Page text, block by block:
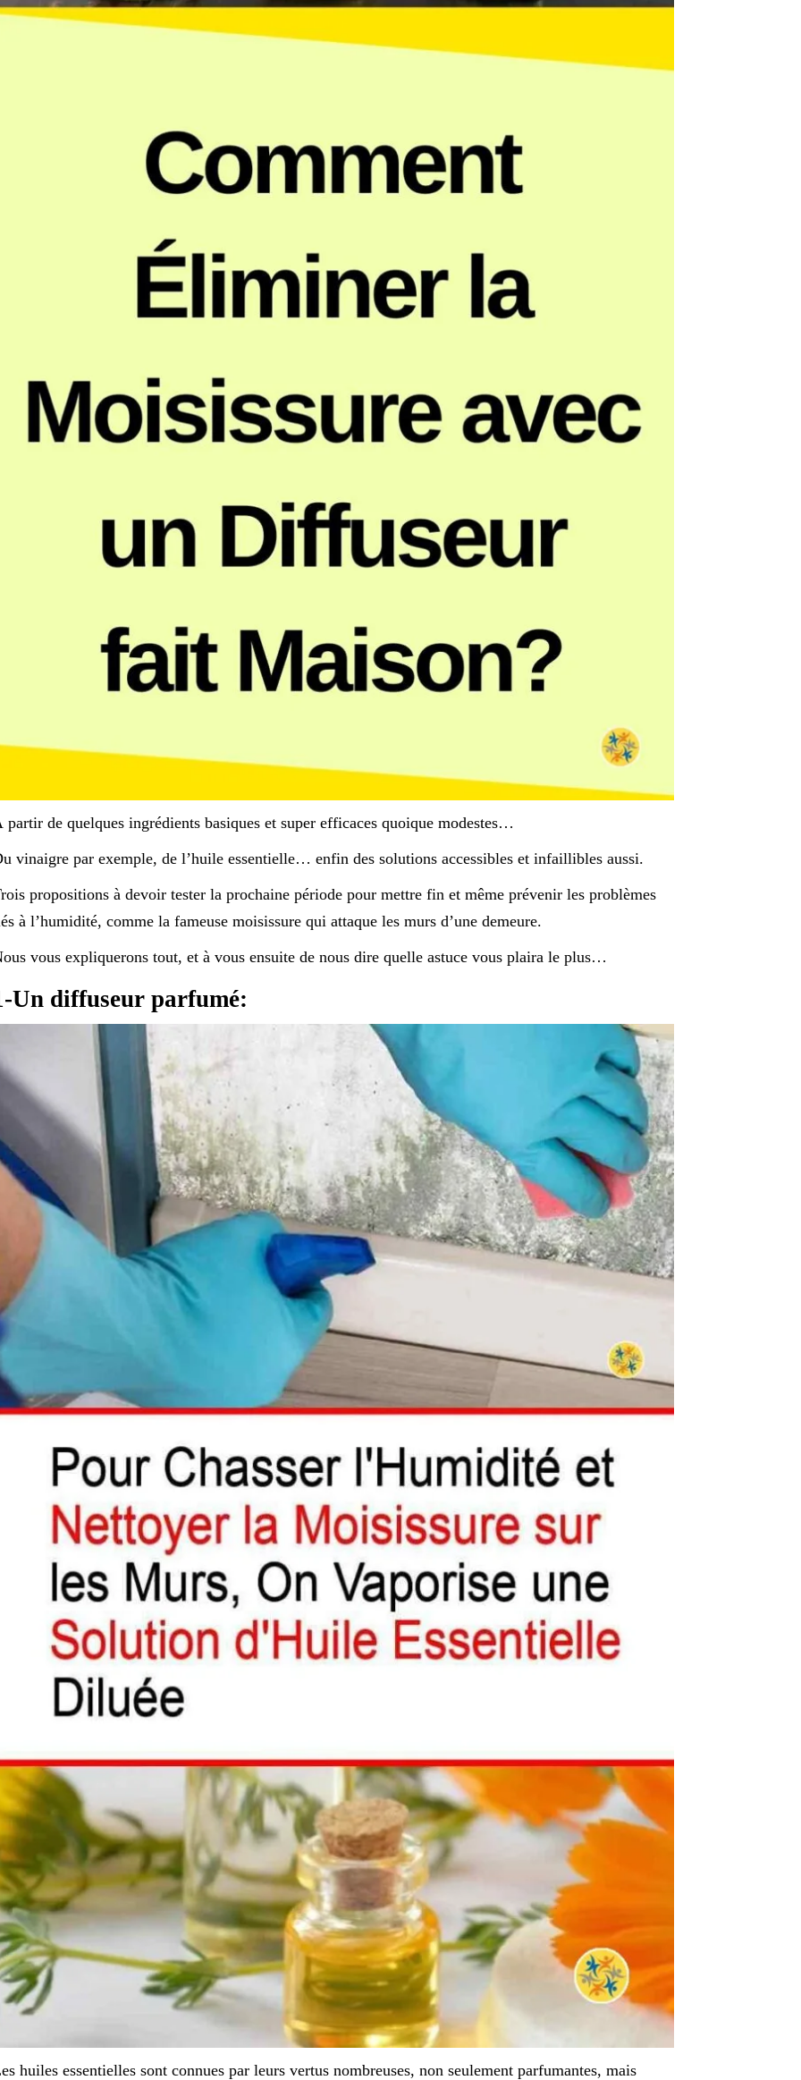
partir de quelques ingrédients basiques et super efficaces quoique modestes…
vinaigre par exemple, de l’huile essentielle… enfin des solutions accessibles et infaillibles aussi.
propositions à devoir tester la prochaine période pour mettre fin et même prévenir les problèmes
à l’humidité, comme la fameuse moisissure qui attaque les murs d’une demeure.
vous expliquerons tout, et à vous ensuite de nous dire quelle astuce vous plaira le plus…
Un diffuseur parfumé:
huiles essentielles sont connues par leurs vertus nombreuses, non seulement parfumantes, mais